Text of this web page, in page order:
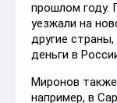
прошлом году.
уезжали на
другие
деньги в
Миронов также
например, в